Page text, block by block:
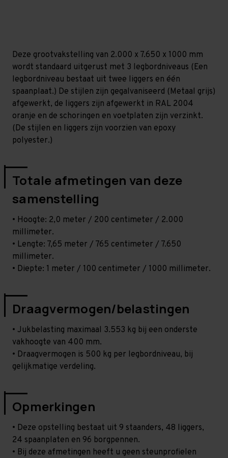
Deze grootvakstelling van 2.000 x 7.650 x 1000 mm
wordt standaard uitgerust met 3 legbordniveaus (Een
legbordniveau bestaat uit twee liggers en één
spaanplaat.) De stijlen zijn gegalvaniseerd (Metaal grijs)
afgewerkt, de liggers zijn afgewerkt in RAL 2004
oranje en de schoringen en voetplaten zijn verzinkt.
(De stijlen en liggers zijn voorzien van epoxy
polyester.)
Totale afmetingen van deze
samenstelling
• Hoogte: 2,0 meter / 200 centimeter / 2.000
millimeter.
• Lengte: 7,65 meter / 765 centimeter / 7.650
millimeter.
• Diepte: 1 meter / 100 centimeter / 1000 millimeter.
Draagvermogen/belastingen
• Jukbelasting maximaal 3.553 kg bij een onderste
vakhoogte van 400 mm.
• Draagvermogen is 500 kg per legbordniveau, bij
gelijkmatige verdeling.
Opmerkingen
• Deze opstelling bestaat uit 9 staanders, 48 liggers,
24 spaanplaten en 96 borgpennen.
• Bij deze afmetingen heeft u geen steunprofielen